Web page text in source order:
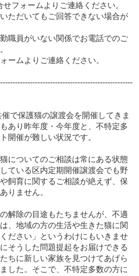
フォームよりご連絡ください。
ただいてもご回答できない場合が
職員がいない関係でお電話でのご
ームよりご連絡ください。
で保護猫の譲渡会を開催してきま
あり昨年度・今年度と、不特定多
開催が難しい状況です。
についてのご相談は常にある状態
ている区内定期開催譲渡会でも野
飼育に関するご相談が絶えず、保
りません。
解除の目途もたちませんが、不適
、地域の方の生活や生きた猫に関
ださい」というわけにもいきませ
そうした問題提起をお届けできる
ちに新しい家族を見つけてあげら
した。そこで、不特定多数の方に